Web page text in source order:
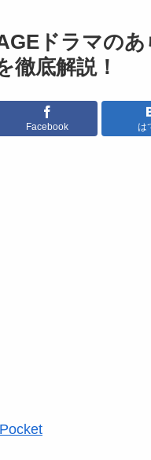
ドラマの
徹底解説！
Facebook は
Pocket